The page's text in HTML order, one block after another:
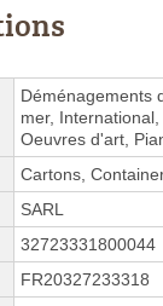
Déménagements
mer,
Oeuvres d'art,
Cartons,
SARL
32723331800044
FR20327233318